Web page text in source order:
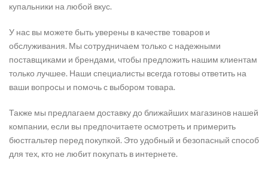
купальники на любой вкус.
У нас вы можете быть уверены в качестве товаров и
обслуживания. Мы сотрудничаем только с надежными
поставщиками и брендами, чтобы предложить нашим клиентам
только лучшее. Наши специалисты всегда готовы ответить на
ваши вопросы и помочь с выбором товара.
Также мы предлагаем доставку до ближайших магазинов нашей
компании, если вы предпочитаете осмотреть и примерить
бюстгальтер перед покупкой. Это удобный и безопасный способ
для тех, кто не любит покупать в интернете.